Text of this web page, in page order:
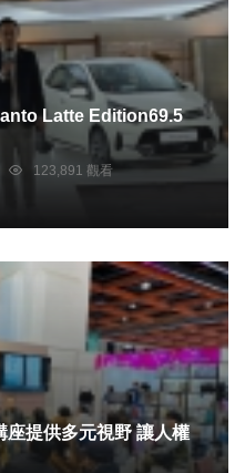
Latte Edition69.5
123,891 觀看
提供多元視野 讓人權